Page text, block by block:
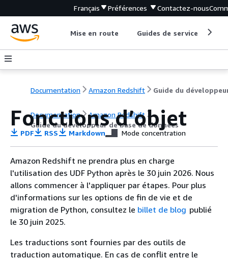
Français Préférences Contactez-nous
Mise en route Guides de service
Documentation Amazon Redshift
Documentation
Amazon Redshift
Guide du développeur de base de données
Fonctions d’objet
PDF RSS Markdown Mode concentration
Amazon Redshift ne prendra plus en charge
l'utilisation des UDF Python après le 30 juin 2026. Nous
allons commencer à l'appliquer par étapes. Pour plus
d'informations sur les options de fin de vie et de
migration de Python, consultez le billet de blog publié
le 30 juin 2025.
Les traductions sont fournies par des outils de
traduction automatique. En cas de conflit entre le